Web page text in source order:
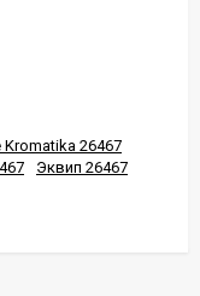
Kromatika 26467
Эквип 26467